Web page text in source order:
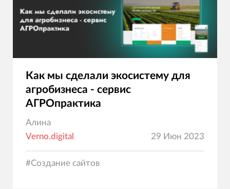
Как мы сделали экосистему для
агробизнеса - сервис
АГРОпрактика
Алина
Verno.digital
29 Июн 2023
#Создание сайтов